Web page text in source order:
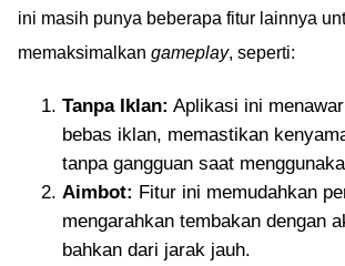
ini masih punya beberapa fitur lainnya
memaksimalkan gameplay, seperti:
Tanpa Iklan: Aplikasi ini
bebas iklan, memastikan
tanpa gangguan saat
Aimbot: Fitur ini memudahkan
mengarahkan tembakan dengan
bahkan dari jarak jauh.